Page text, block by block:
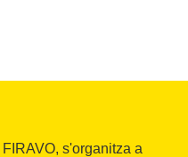
FIRAVO, s'organitza a